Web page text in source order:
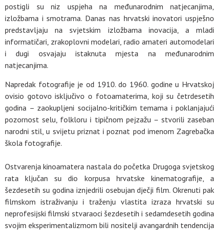
postigli su niz uspjeha na međunarodnim natjecanjima,
izložbama i smotrama. Danas nas hrvatski inovatori uspješno
predstavljaju na svjetskim izložbama inovacija, a mladi
informatičari, zrakoplovni modelari, radio amateri automodelari
i dugi osvajaju istaknuta mjesta na međunarodnim
natjecanjima.
Napredak fotografije je od 1910. do 1960. godine u Hrvatskoj
ovisio gotovo isključivo o fotoamaterima, koji su četrdesetih
godina – zaokupljeni socijalno-kritičkim temama i poklanjajući
pozornost selu, folkloru i tipičnom pejzažu – stvorili zaseban
narodni stil, u svijetu priznat i poznat pod imenom Zagrebačka
škola fotografije.
Ostvarenja kinoamatera nastala do početka Drugoga svjetskog
rata ključan su dio korpusa hrvatske kinematografije, a
šezdesetih su godina iznjedrili osebujan dječji film. Okrenuti pak
filmskom istraživanju i traženju vlastita izraza hrvatski su
neprofesijski filmski stvaraoci šezdesetih i sedamdesetih godina
svojim eksperimentalizmom bili nositelji avangardnih tendencija